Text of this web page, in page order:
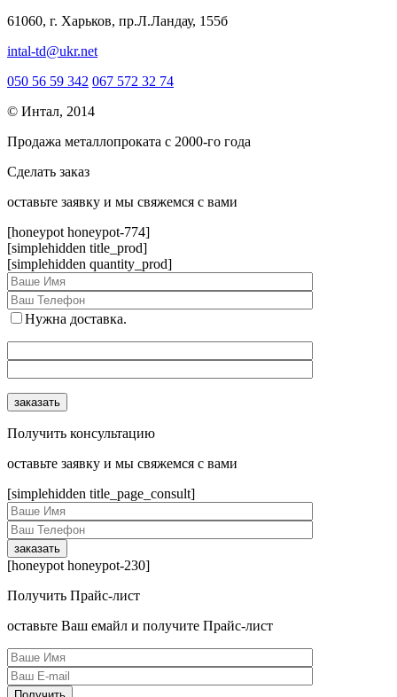
61060, г. Харьков, пр.Л.Ландау, 155б
intal-td@ukr.net
050 56 59 342 067 572 32 74
© Интал, 2014
Продажа металлопроката с 2000-го года
Сделать заказ
оcтавьте заявку и мы свяжемся с вами
[honeypot honeypot-774]
[simplehidden title_prod]
[simplehidden quantity_prod]
Нужна доставка.
Получить консультацию
оcтавьте заявку и мы свяжемся с вами
[simplehidden title_page_consult]
[honeypot honeypot-230]
Получить Прайс-лист
оcтавьте Ваш емайл и получите Прайс-лист